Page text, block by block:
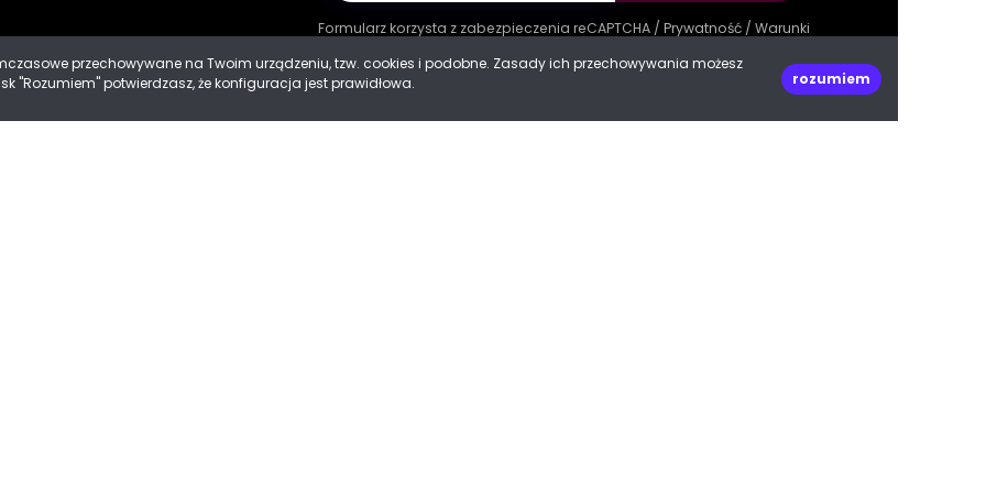
Formularz korzysta z zabezpieczenia reCAPTCHA / Prywatność / Warunki
decoPLANET Polska
ul. Kasprowicza 47
przechowywane na Twoim urządzeniu, tzw. cookies i podobne. Zasady ich przechowywania możesz
"Rozumiem" potwierdzasz, że konfiguracja jest prawidłowa.
rozumiem